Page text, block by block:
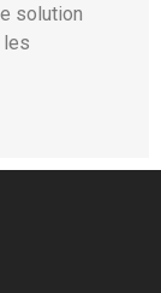
solution
les